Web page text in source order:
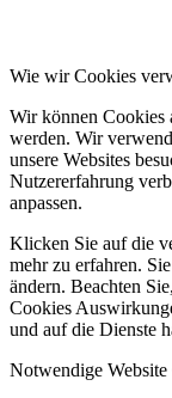
Wie wir Cookies
Wir können Cookies
werden. Wir
unsere Websites
Nutzererfahrung
anpassen.
Klicken Sie auf die
mehr zu erfahren.
ändern. Beachten
Cookies
und auf die Dienste
Notwendige Website